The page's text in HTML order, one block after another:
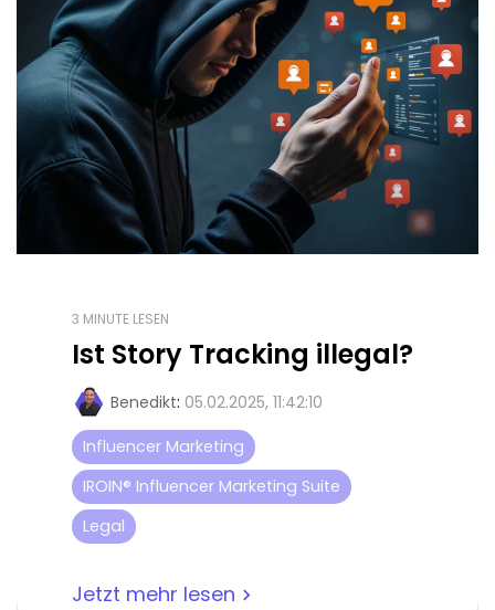
3 MINUTE LESEN
Ist Story Tracking illegal?
Benedikt: 05.02.2025, 11:42:10
Influencer Marketing
IROIN® Influencer Marketing Suite
Legal
Jetzt mehr lesen